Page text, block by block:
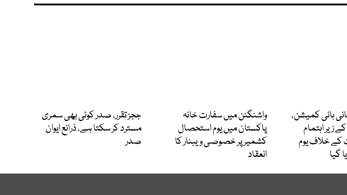
ہائی کمیشن،
زیر اہتمام
کے خلاف یوم
گیا
واشنگٹن میں سفارت خانہ
پاکستان میں یوم استحصال
کشمیر پر خصوصی ویبنار کا
انعقاد
ججز تقرر، صدر کوئی بھی سمری
مسترد کر سکتا ہے، ذرائع ایوان
صدر